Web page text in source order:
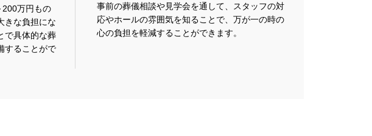
200万円もの
きな負担にな
で具体的な葬
することがで
事前の葬儀相談や見学会を通して、スタッフの対
応やホールの雰囲気を知ることで、万が一の時の
心の負担を軽減することができます。